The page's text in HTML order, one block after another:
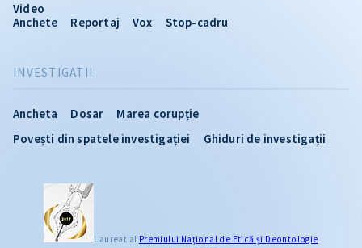
INVESTIGATII
Ancheta Dosar
Marea corupție
Povești din spatele investigației
Ghiduri de investigații
Video
Anchete
Reportaj Vox Stop-cadru
Laureat al Premiului Naţional de Etică și Deontologie